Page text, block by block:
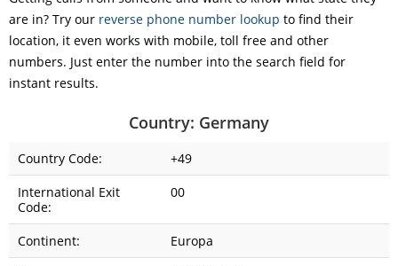
are in? Try our reverse phone number lookup to find their
location, it even works with mobile, toll free and other
numbers. Just enter the number into the search field for
instant results.
Country: Germany
Country Code:
+49
International Exit
Code:
00
Continent:
Europa